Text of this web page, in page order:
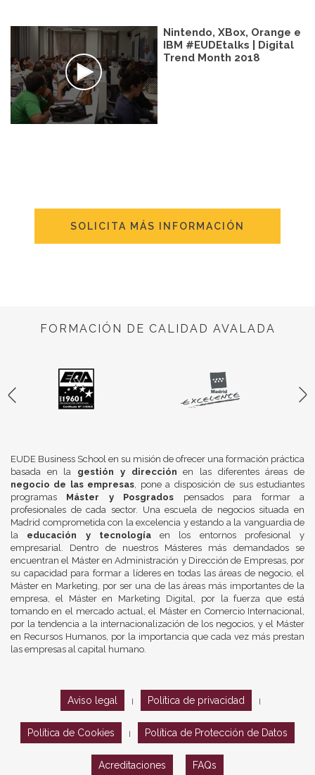
Nintendo, XBox, Orange e
IBM #EUDEtalks | Digital
Trend Month 2018
SOLICITA MÁS INFORMACIÓN
FORMACIÓN DE CALIDAD AVALADA
EUDE Business School en su misión de ofrecer una formación práctica
basada en la gestión y dirección en las diferentes áreas de
negocio de las empresas, pone a disposición de sus estudiantes
programas Máster y Posgrados pensados para formar a
profesionales de cada sector. Una escuela de negocios situada en
Madrid comprometida con la excelencia y estando a la vanguardia de
la educación y tecnologíaen los entornos profesional y
empresarial. Dentro de nuestros Másteres más demandados se
encuentran el Máster en Administración y Dirección de Empresas, por
su capacidad para formar a líderes en todas las áreas de negocio, el
Máster en Marketing, por ser una de las áreas más importantes de la
empresa, el Máster en Marketing Digital, por la fuerza que está
tomando en el mercado actual, el Máster en Comercio Internacional,
por la tendencia a la internacionalización de los negocios, y el Máster
en Recursos Humanos, por la importancia que cada vez más prestan
las empresas al capital humano.
Aviso legal Política de privacidad
Política de Cookies Política de Protección de Datos
Acreditaciones FAQs